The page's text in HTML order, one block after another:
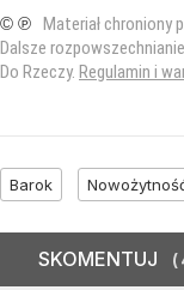
© ℗ Materiał chroniony
Dalsze
Do Rzeczy. Regulamin i
Barok
SKOMENTUJ